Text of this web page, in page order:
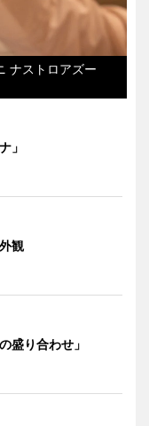
ナストロアズー
」
観
盛り合わせ」